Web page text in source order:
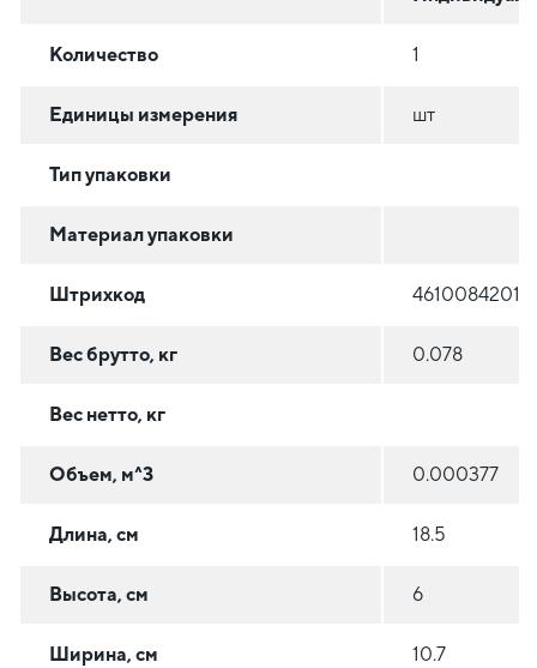
Количество 1
Единицы измерения шт
Тип упаковки
Материал упаковки
Штрихкод
Вес брутто, кг 0.078
Вес нетто, кг
Объем, м^3 0.000377
Длина, см 18.5
Высота, см 6
Ширина, см 10.7